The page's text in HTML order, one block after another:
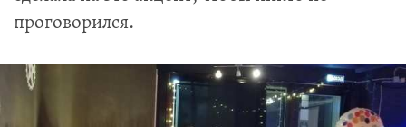
проговорился.